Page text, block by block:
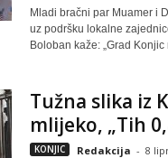
Mladi bračni par Muamer i
uz podršku lokalne
Boloban kaže: „Grad Konjic
Tužna slika iz
mlijeko, „Tih
KONJIC Redakcija - 8